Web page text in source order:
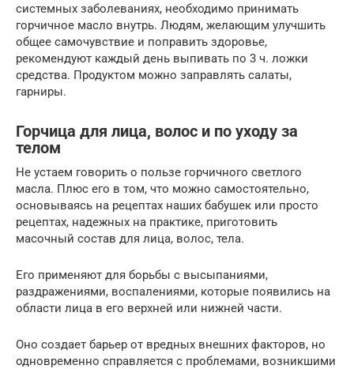
системных заболеваниях, необходимо принимать
горчичное масло внутрь. Людям, желающим улучшить
общее самочувствие и поправить здоровье,
рекомендуют каждый день выпивать по 3 ч. ложки
средства. Продуктом можно заправлять салаты,
гарниры.
Горчица для лица, волос и по уходу за
телом
Не устаем говорить о пользе горчичного светлого
масла. Плюс его в том, что можно самостоятельно,
основываясь на рецептах наших бабушек или просто
рецептах, надежных на практике, приготовить
масочный состав для лица, волос, тела.
Его применяют для борьбы с высыпаниями,
раздражениями, воспалениями, которые появились на
области лица в его верхней или нижней части.
Оно создает барьер от вредных внешних факторов, но
одновременно справляется с проблемами, возникшими